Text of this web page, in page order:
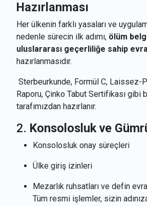
Hazırlanması
Her ülkenin farklı yasaları ve
nedenle sürecin ilk adımı, ölüm
uluslararası geçerliliğe sahip
hazırlanmasıdır.
Sterbeurkunde, Formül C, Laissez-
Raporu, Çinko Tabut Sertifikası gibi
tarafımızdan hazırlanır.
2. Konsolosluk ve
Konsolosluk onay süreçleri
Ülke giriş izinleri
Mezarlık ruhsatları ve defin
Tüm resmi işlemler, sizin